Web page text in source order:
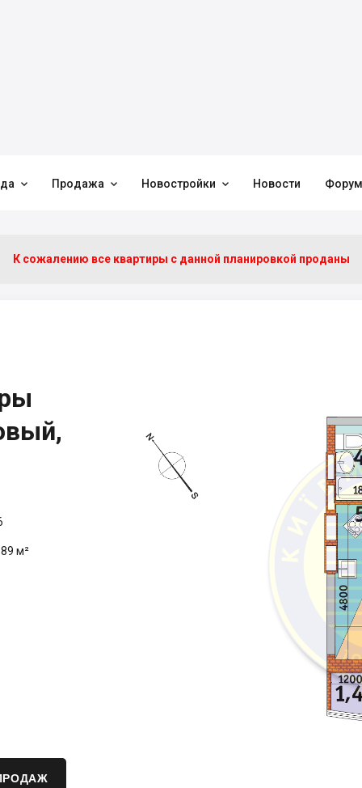
 Продажа  Новостройки  Новости Форум
К сожалению все квартиры c данной планировкой проданы
м²